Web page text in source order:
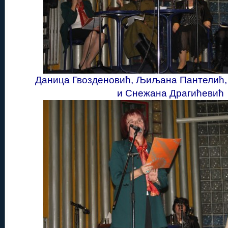
Даница Гвозденовић, Љиљана Пантелић,
и Снежана Драгићевић